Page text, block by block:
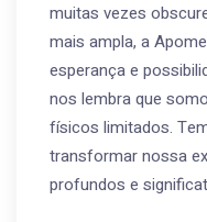
muitas vezes
mais ampla, a
esperança e
nos lembra que
físicos limitados.
transformar nossa
profundos e